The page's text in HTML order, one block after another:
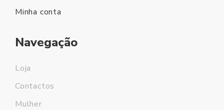
Minha conta
Navegação
Loja
Contactos
Mulher